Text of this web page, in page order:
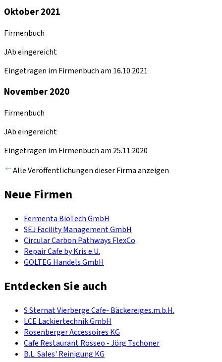
Oktober 2021
Firmenbuch
JAb eingereicht
Eingetragen im Firmenbuch am 16.10.2021
November 2020
Firmenbuch
JAb eingereicht
Eingetragen im Firmenbuch am 25.11.2020
Alle Veröffentlichungen dieser Firma anzeigen
Neue Firmen
Fermenta BioTech GmbH
SEJ Facility Management GmbH
Circular Carbon Pathways FlexCo
Repair Cafe by Kris e.U.
GOLTEG Handels GmbH
Entdecken Sie auch
S Sternat Vierberge Cafe- Bäckereiges.m.b.H.
LCE Lackiertechnik GmbH
Rosenberger Accessoires KG
Cafe Restaurant Rosseo - Jörg Tschoner
B.L. Sales' Reinigung KG